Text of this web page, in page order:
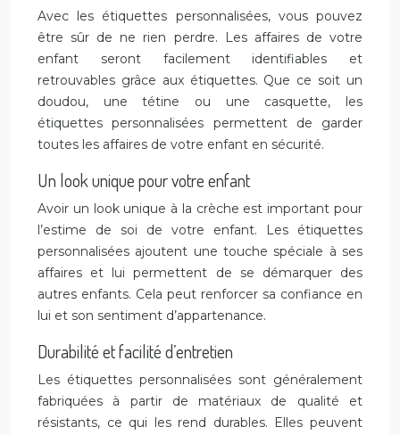
Avec les étiquettes personnalisées, vous pouvez
être sûr de ne rien perdre. Les affaires de votre
enfant seront facilement identifiables et
retrouvables grâce aux étiquettes. Que ce soit un
doudou, une tétine ou une casquette, les
étiquettes personnalisées permettent de garder
toutes les affaires de votre enfant en sécurité.
Un look unique pour votre enfant
Avoir un look unique à la crèche est important pour
l’estime de soi de votre enfant. Les étiquettes
personnalisées ajoutent une touche spéciale à ses
affaires et lui permettent de se démarquer des
autres enfants. Cela peut renforcer sa confiance en
lui et son sentiment d’appartenance.
Durabilité et facilité d’entretien
Les étiquettes personnalisées sont généralement
fabriquées à partir de matériaux de qualité et
résistants, ce qui les rend durables. Elles peuvent